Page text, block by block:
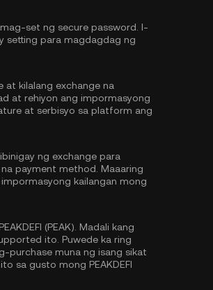
set ng secure password. I-
setting para magdagdag ng
at kilalang exchange na
at rehiyon ang impormasyong
at serbisyo sa platform ang
ng exchange para
payment method. Maaaring
kailangan mong
(PEAK). Madali kang
ito. Puwede ka ring
muna ng isang sikat
sa gusto mong PEAKDEFI